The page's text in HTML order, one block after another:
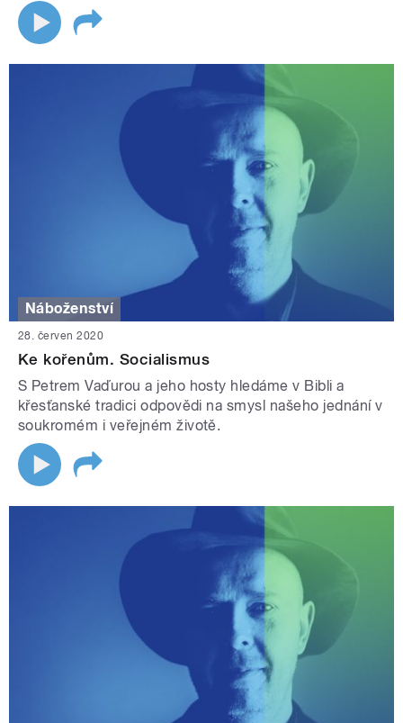
Náboženství
28. červen 2020
Ke kořenům. Socialismus
S Petrem Vaďurou a jeho hosty hledáme v Bibli a
křesťanské tradici odpovědi na smysl našeho jednání v
soukromém i veřejném životě.